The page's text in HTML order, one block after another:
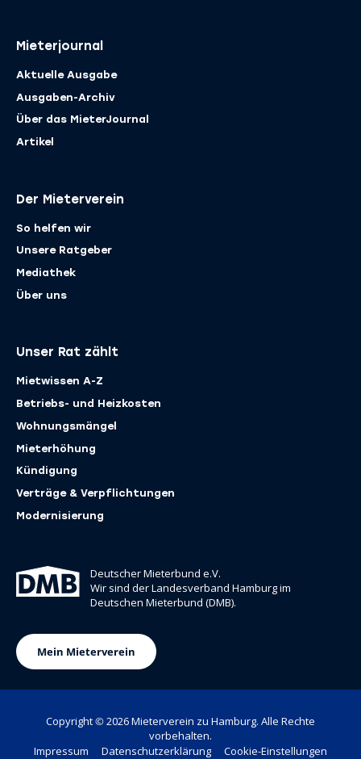
Mieterjournal
Aktuelle Ausgabe
Ausgaben-Archiv
Über das MieterJournal
Artikel
Der Mieterverein
So helfen wir
Unsere Ratgeber
Mediathek
Über uns
Unser Rat zählt
Mietwissen A-Z
Betriebs- und Heizkosten
Wohnungsmängel
Mieterhöhung
Kündigung
Verträge & ­Verpflichtungen
Modernisierung
Deutscher Mieterbund e.V.
Wir sind der Landesverband Hamburg im
Deutschen Mieterbund (DMB).
Mein Mieterverein
(öffnet in neuem Tab)
Copyright © 2026 Mieterverein zu Hamburg. Alle Rechte
vorbehalten.
Impressum
Datenschutzerklärung Cookie-Einstellungen